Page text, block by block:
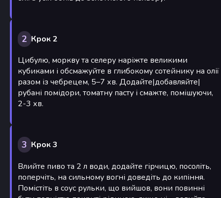
2 Крок 2
Цибулю, моркву та селеру наріжте великими
кубиками і обсмажуйте в глибокому сотейнику на олії
разом із чебрецем, 5–7 хв. Додайте|добавляйте|
рубані помідори, томатну пасту і смажте, помішуючи,
2-3 хв.
3 Крок 3
Влийте пиво та 2 л води, додайте гірчицю, посоліть,
поперчіть, на сильному вогні доведіть до кипіння.
Помістіть в соус рульки, що вийшов, вони повинні